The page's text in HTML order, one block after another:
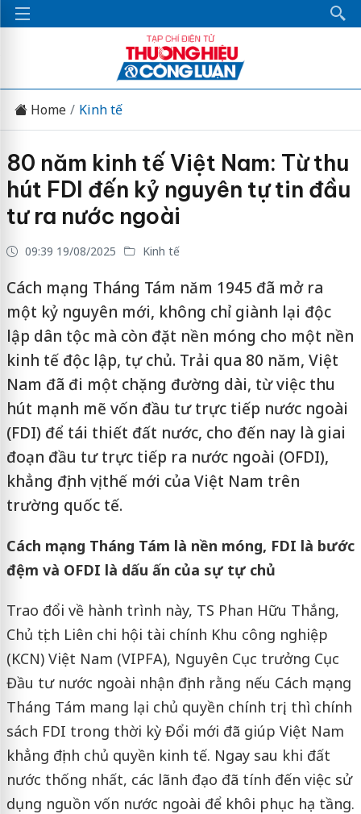
Home Kinh tế
80 năm kinh tế Việt Nam: Từ thu
hút FDI đến kỷ nguyên tự tin đầu
tư ra nước ngoài
09:39 19/08/2025 Kinh tế
Cách mạng Tháng Tám năm 1945 đã mở ra
một kỷ nguyên mới, không chỉ giành lại độc
lập dân tộc mà còn đặt nền móng cho một nền
kinh tế độc lập, tự chủ. Trải qua 80 năm, Việt
Nam đã đi một chặng đường dài, từ việc thu
hút mạnh mẽ vốn đầu tư trực tiếp nước ngoài
(FDI) để tái thiết đất nước, cho đến nay là giai
đoạn đầu tư trực tiếp ra nước ngoài (OFDI),
khẳng định vị thế mới của Việt Nam trên
trường quốc tế.
Cách mạng Tháng Tám là nền móng, FDI là bước
đệm và OFDI là dấu ấn của sự tự chủ
Trao đổi về hành trình này, TS Phan Hữu Thắng,
Chủ tịch Liên chi hội tài chính Khu công nghiệp
(KCN) Việt Nam (VIPFA), Nguyên Cục trưởng Cục
Đầu tư nước ngoài nhận định rằng nếu Cách mạng
Tháng Tám mang lại chủ quyền chính trị, thì chính
sách FDI trong thời kỳ Đổi mới đã giúp Việt Nam
khẳng định chủ quyền kinh tế. Ngay sau khi đất
nước thống nhất, các lãnh đạo đã tính đến việc sử
dụng nguồn vốn nước ngoài để khôi phục hạ tầng.